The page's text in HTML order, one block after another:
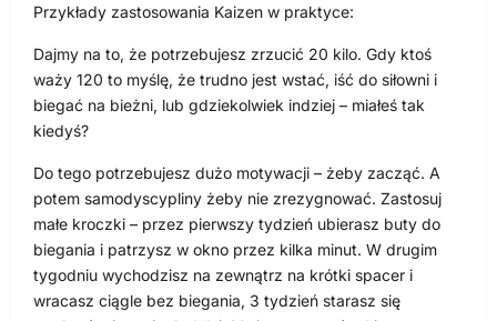
Przykłady zastosowania Kaizen w praktyce:
Dajmy na to, że potrzebujesz zrzucić 20 kilo. Gdy ktoś
waży 120 to myślę, że trudno jest wstać, iść do siłowni i
biegać na bieżni, lub gdziekolwiek indziej – miałeś tak
kiedyś?
Do tego potrzebujesz dużo motywacji – żeby zacząć. A
potem samodyscypliny żeby nie zrezygnować. Zastosuj
małe kroczki – przez pierwszy tydzień ubierasz buty do
biegania i patrzysz w okno przez kilka minut. W drugim
tygodniu wychodzisz na zewnątrz na krótki spacer i
wracasz ciągle bez biegania, 3 tydzień starasz się